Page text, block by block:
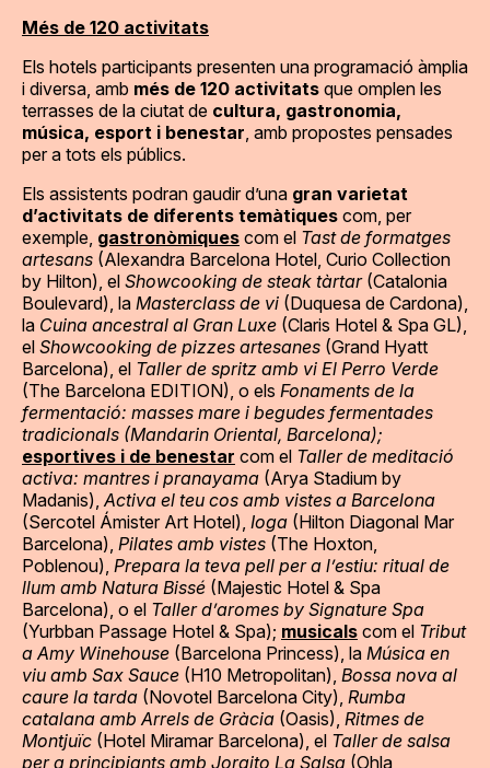
Més de 120 activitats
Els hotels participants presenten una programació àmplia
i diversa, amb més de 120 activitats que omplen les
terrasses de la ciutat de cultura, gastronomia,
música, esport i benestar, amb propostes pensades
per a tots els públics.
Els assistents podran gaudir d’una gran varietat
d’activitats de diferents temàtiques com, per
exemple, gastronòmiques com el Tast de formatges
artesans (Alexandra Barcelona Hotel, Curio Collection
by Hilton), el Showcooking de steak tàrtar(Catalonia
Boulevard), la Masterclass de vi (Duquesa de Cardona),
la Cuina ancestral al Gran Luxe (Claris Hotel & Spa GL),
el Showcooking de pizzes artesanes (Grand Hyatt
Barcelona), el Taller de spritz amb vi El Perro Verde
(The Barcelona EDITION), o els Fonaments de la
fermentació: masses mare i begudes fermentades
tradicionals (Mandarin Oriental, Barcelona);
esportives i de benestar com el Taller de meditació
activa: mantres i pranayama (Arya Stadium by
Madanis),Activa el teu cos amb vistes a Barcelona
(Sercotel Ámister Art Hotel), Ioga (Hilton Diagonal Mar
Barcelona), Pilates amb vistes (The Hoxton,
Poblenou), Prepara la teva pell per a l’estiu: ritual de
llum amb Natura Bissé (Majestic Hotel & Spa
Barcelona), o el Taller d’aromes by Signature Spa
(Yurbban Passage Hotel & Spa); musicals com el Tribut
a Amy Winehouse (Barcelona Princess), la Música en
viu amb Sax Sauce (H10 Metropolitan), Bossa nova al
caure la tarda (Novotel Barcelona City), Rumba
catalana amb Arrels de Gràcia (Oasis), Ritmes de
Montjuïc (Hotel Miramar Barcelona), el Taller de salsa
per a principiants amb Jorgito La Salsa (Ohla